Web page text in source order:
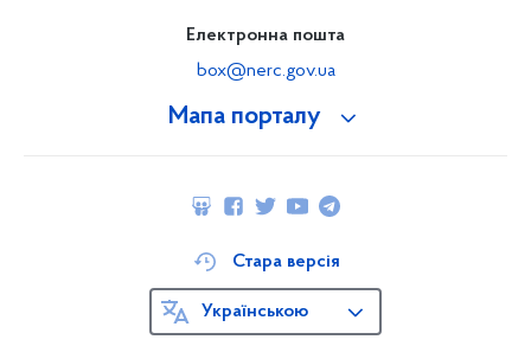
Мапа порталу
Електронна пошта
box@nerc.gov.ua
Стара версія
Українською